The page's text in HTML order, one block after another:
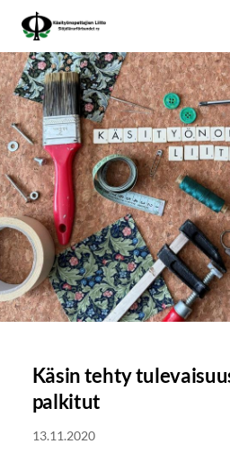
Siirry
sivun
sisältöön
Käsityönopettajien Liitto
Käsin tehty
palkitut
13.11.2020